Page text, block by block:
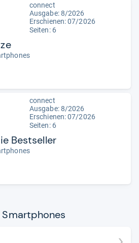
connect
Ausgabe: 8/2026
Erschienen:07/2026
Seiten: 6
connect
Ausgabe: 8/2026
Erschienen:07/2026
Seiten: 6
Bestseller
Smart­pho­nes